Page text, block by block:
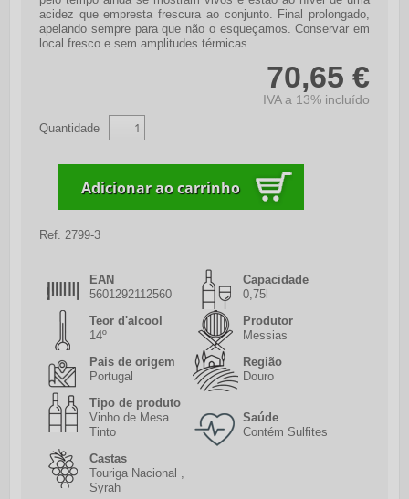
acidez que empresta frescura ao conjunto. Final prolongado,
apelando sempre para que não o esqueçamos. Conservar em
local fresco e sem amplitudes térmicas.
70,65 €
IVA a 13% incluído
Quantidade
Ref. 2799-3
EAN
5601292112560
Capacidade
0,75l
Teor d'alcool
14º
Produtor
Messias
Pais de origem
Portugal
Região
Douro
Tipo de produto
Vinho de Mesa
Tinto
Saúde
Contém Sulfites
Castas
Touriga Nacional ,
Syrah